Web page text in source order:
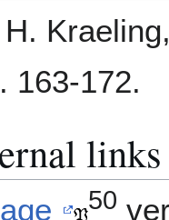
H.
163-172.
links
50